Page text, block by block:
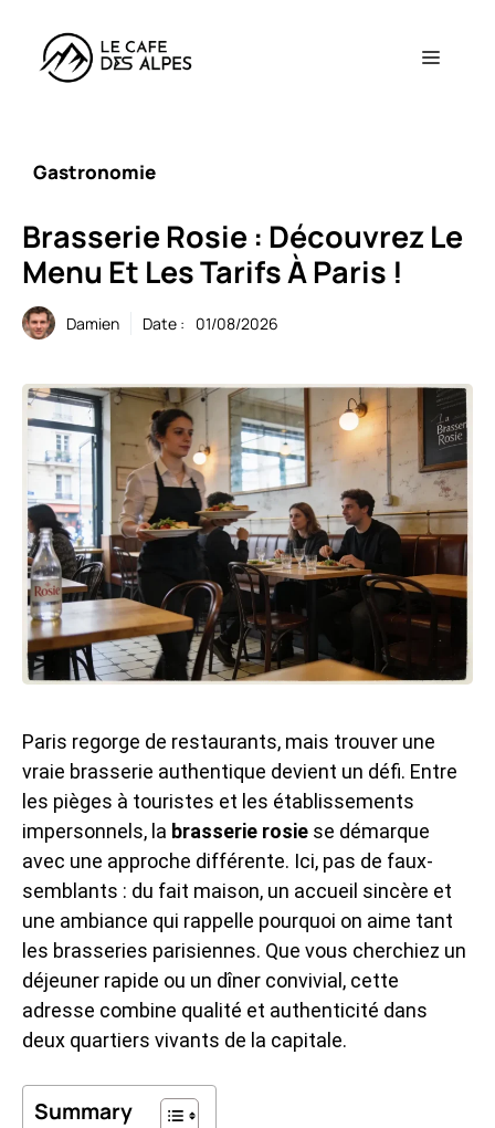
contenu
Menu
Gastronomie
Brasserie Rosie : Découvrez Le
Menu Et Les Tarifs À Paris !
Damien Date : 01/08/2026
Paris regorge de restaurants, mais trouver une
vraie brasserie authentique devient un défi. Entre
les pièges à touristes et les établissements
impersonnels, la brasserie rosie se démarque
avec une approche différente. Ici, pas de faux-
semblants : du fait maison, un accueil sincère et
une ambiance qui rappelle pourquoi on aime tant
les brasseries parisiennes. Que vous cherchiez un
déjeuner rapide ou un dîner convivial, cette
adresse combine qualité et authenticité dans
deux quartiers vivants de la capitale.
Summary